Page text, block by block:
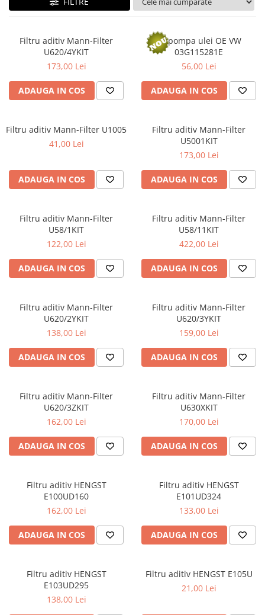
Accesorii spalare si uscare
Curatare generala
Restaurare faruri
Spalare si detailing rapid
Decontaminare vopsea
Intretinere vopsea
Abrazive
Intretinere moto
Recipiente si pulverizatoare
► Filtre auto
■ Accesorii filtre
■ Filtre ulei
■ Filtre aer
■ Filtre habitaclu
■ Filtre hidraulice
■ Filtre uscator
■ Filtre aditivi
■ Filtre agent racire
► Piese auto
Filtre
Filtre aditivi
Accesorii filtre
Filtre ulei
Filtre combustibil
Filtre hidraulice
Filtre epurator
Filtru aditiv Mann-Filter
U620/4YKIT
173,00 Lei
ADAUGA IN COS
Ax pompa ulei OE VW
03G115281E
56,00 Lei
ADAUGA IN COS
Filtru aditiv Mann-Filter U1005
41,00 Lei
ADAUGA IN COS
Filtru aditiv Mann-Filter
U5001KIT
173,00 Lei
ADAUGA IN COS
Filtru aditiv Mann-Filter
U58/1KIT
122,00 Lei
ADAUGA IN COS
Filtru aditiv Mann-Filter
U58/11KIT
422,00 Lei
ADAUGA IN COS
Filtru aditiv Mann-Filter
U620/2YKIT
138,00 Lei
ADAUGA IN COS
Filtru aditiv Mann-Filter
U620/3YKIT
159,00 Lei
ADAUGA IN COS
Filtru aditiv Mann-Filter
U620/3ZKIT
162,00 Lei
ADAUGA IN COS
Filtru aditiv Mann-Filter
U630XKIT
170,00 Lei
ADAUGA IN COS
Filtru aditiv HENGST
E100UD160
162,00 Lei
ADAUGA IN COS
Filtru aditiv HENGST
E101UD324
133,00 Lei
ADAUGA IN COS
Filtru aditiv HENGST
E103UD295
138,00 Lei
Filtru aditiv HENGST E105U
21,00 Lei